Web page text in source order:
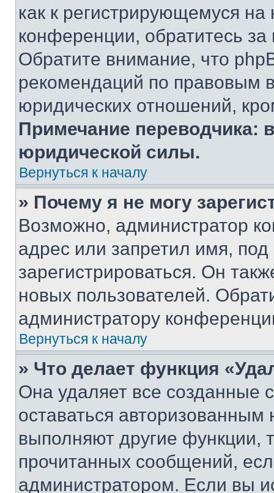
как к регистрирующемуся
конференции, обратитесь
Обратите внимание, что
рекомендаций по правовым
юридических отношений,
Примечание переводчика:
юридической силы.
Вернуться к началу
» Почему я не могу
Возможно, администратор
адрес или запретил имя,
зарегистрироваться. Он
новых пользователей.
администратору
Вернуться к началу
» Что делает функция
Она удаляет все созданные
оставаться
выполняют другие функции,
прочитанных сообщений,
администратором. Если вы